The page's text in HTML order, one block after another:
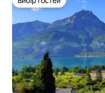
Вибір гостей